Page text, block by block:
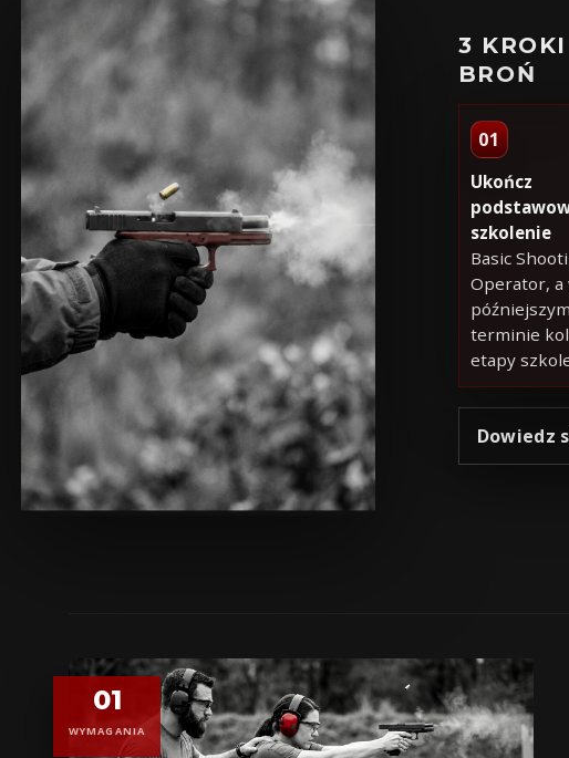
3
BROŃ
01
Ukończ
szkolenie
Basic
Operator, a
późniejszym
terminie
etapy
Dowiedz
01
WYMAGANIA